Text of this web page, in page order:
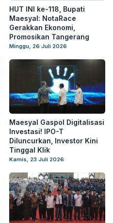
HUT INI ke-118, Bupati
Maesyal: NotaRace
Gerakkan Ekonomi,
Promosikan Tangerang
Minggu, 26 Juli 2026
Maesyal Gaspol Digitalisasi
Investasi! IPO-T
Diluncurkan, Investor Kini
Tinggal Klik
Kamis, 23 Juli 2026